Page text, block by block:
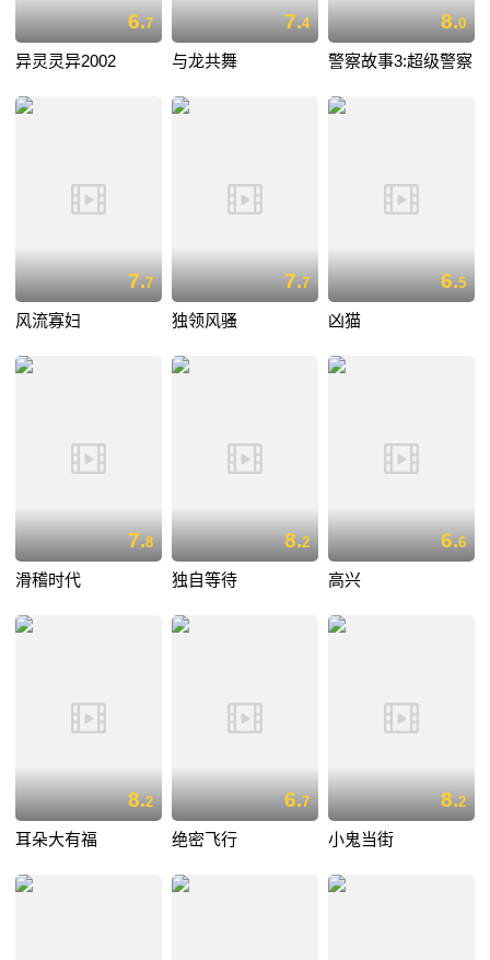
6.7
异灵灵异2002
7.4
与龙共舞
8.0
警察故事3:超级警察
7.7
风流寡妇
7.7
独领风骚
6.5
凶猫
7.8
滑稽时代
8.2
独自等待
6.6
高兴
8.2
耳朵大有福
6.7
绝密飞行
8.2
小鬼当街